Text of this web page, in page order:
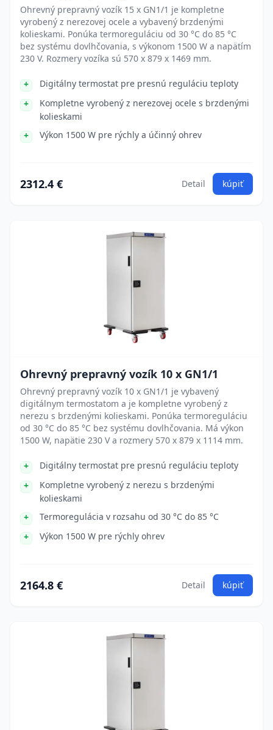
Ohrevný prepravný vozík 15 x GN1/1 je kompletne
vyrobený z nerezovej ocele a vybavený brzdenými
kolieskami. Ponúka termoreguláciu od 30 °C do 85 °C
bez systému dovlhčovania, s výkonom 1500 W a napätím
230 V. Rozmery vozíka sú 570 x 879 x 1469 mm.
Digitálny termostat pre presnú reguláciu teploty
Kompletne vyrobený z nerezovej ocele s brzdenými
kolieskami
Výkon 1500 W pre rýchly a účinný ohrev
2312.4 € Detail kúpiť
Ohrevný prepravný vozík 10 x GN1/1
Ohrevný prepravný vozík 10 x GN1/1 je vybavený
digitálnym termostatom a je kompletne vyrobený z
nerezu s brzdenými kolieskami. Ponúka termoreguláciu
od 30 °C do 85 °C bez systému dovlhčovania. Má výkon
1500 W, napätie 230 V a rozmery 570 x 879 x 1114 mm.
Digitálny termostat pre presnú reguláciu teploty
Kompletne vyrobený z nerezu s brzdenými
kolieskami
Termoregulácia v rozsahu od 30 °C do 85 °C
Výkon 1500 W pre rýchly ohrev
2164.8 € Detail kúpiť